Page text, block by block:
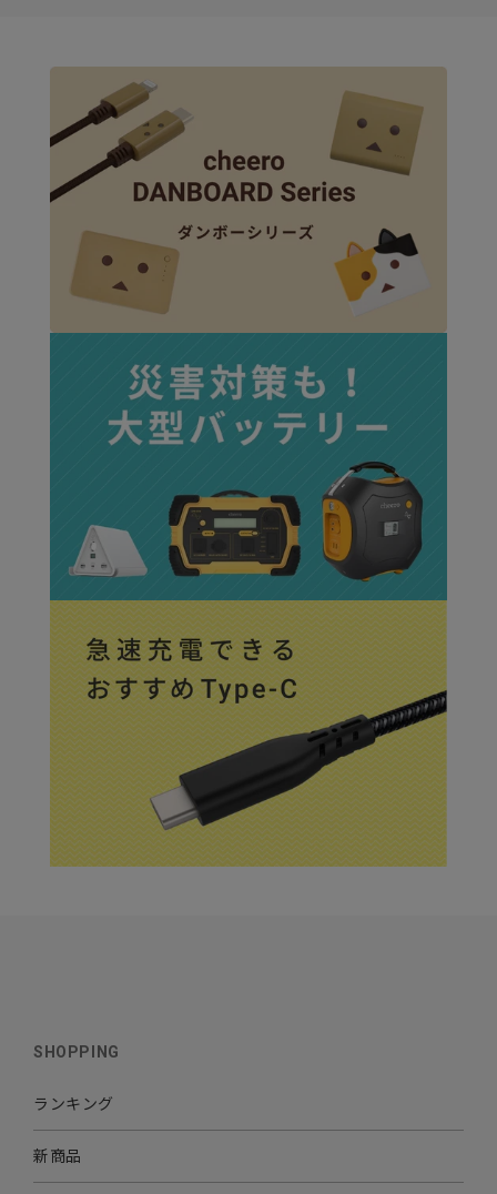
SHOPPING
ランキング
新商品